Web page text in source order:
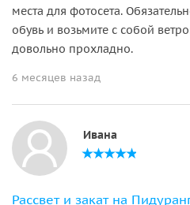
места для фотосета.
обувь и возьмите с собой
довольно прохладно.
6 месяцев назад
Ивана